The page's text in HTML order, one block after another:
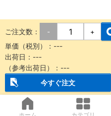
ご注文数： - +
単価（税別）： ---
出荷日： ---
（参考出荷日）： ---
今すぐ注文